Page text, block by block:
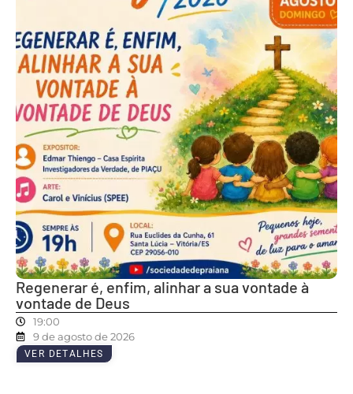
Regenerar é, enfim, alinhar a sua vontade à
vontade de Deus
19:00
9 de agosto de 2026
VER DETALHES